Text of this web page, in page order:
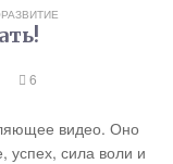
6
видео. Оно
успех, сила воли и